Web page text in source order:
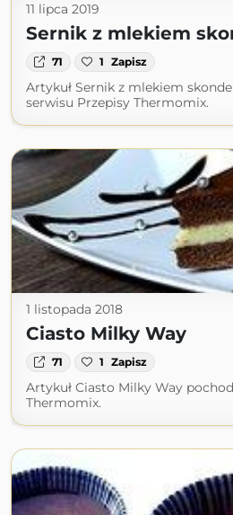
11 lipca 2019
Sernik z mlekiem
71 1 Zapisz
Artykuł Sernik z mlekiem
serwisu Przepisy Thermomix.
1 listopada 2018
Ciasto Milky Way
71 1 Zapisz
Artykuł Ciasto Milky Way
Thermomix.